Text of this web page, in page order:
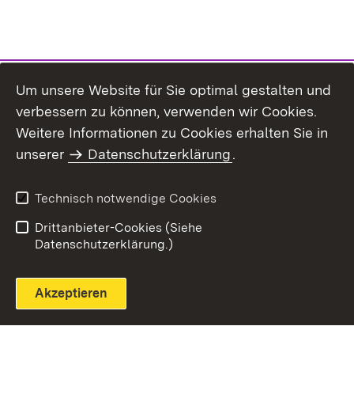
Themenübersicht
Um unsere Website für Sie optimal gestalten und
verbessern zu können, verwenden wir Cookies.
Weitere Informationen zu Cookies erhalten Sie in
unserer
Datenschutzerklärung.
Technisch notwendige Cookies
Drittanbieter-Cookies (Siehe
Datenschutzerklärung.)
Akzeptieren